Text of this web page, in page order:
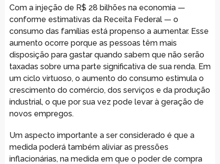
Com a injeção de R$ 28 bilhões na economia —
conforme estimativas da Receita Federal — o
consumo das famílias está propenso a aumentar. Esse
aumento ocorre porque as pessoas têm mais
disposição para gastar quando sabem que não serão
taxadas sobre uma parte significativa de sua renda. Em
um ciclo virtuoso, o aumento do consumo estimula o
crescimento do comércio, dos serviços e da produção
industrial, o que por sua vez pode levar à geração de
novos empregos.
Um aspecto importante a ser considerado é que a
medida poderá também aliviar as pressões
inflacionárias, na medida em que o poder de compra